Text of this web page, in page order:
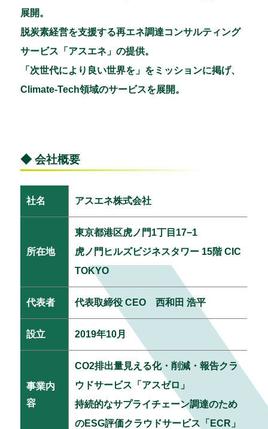
展開。
脱炭素経営を支援する再エネ調達コンサルティング
サービス「アスエネ」の提供。
「次世代により良い世界を」をミッションに掲げ、
Climate-Tech領域のサービスを展開。
◆ 会社概要
社名 アスエネ株式会社
所在地
東京都港区虎ノ門1丁目17−1
虎ノ門ヒルズビジネスタワー 15階 CIC
TOKYO
代表者 代表取締役 CEO 西和田 浩平
設立 2019年10月
事業内
容
CO2排出量見える化・削減・報告クラ
ウドサービス「アスゼロ」
持続的なサプライチェーン調達のため
のESG評価クラウドサービス「ECR」